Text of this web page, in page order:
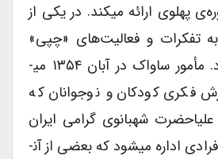
پهلوی ارائه می­کند. در یکی از
تفکرات و فعالیت‌های «چپی»
هشدار داده می‌شود. مأمور ساواک در آبان ۱۳۵۴ می­
فکری کودکان و نوجوانان که
شهبانوی گرامی ایران
عهده دارند، توسط افرادی اداره می­شود که بعضی از آن­